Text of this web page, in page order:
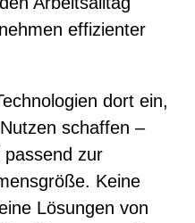
effizienter
dort ein,
schaffen –
zur
Keine
Lösungen von